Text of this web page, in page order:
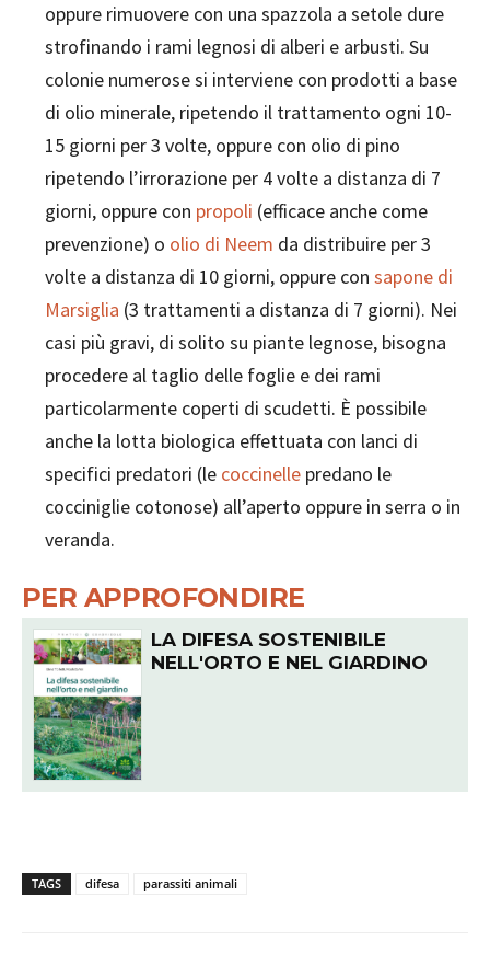
oppure rimuovere con una spazzola a setole dure
strofinando i rami legnosi di alberi e arbusti. Su
colonie numerose si interviene con prodotti a base
di olio minerale, ripetendo il trattamento ogni 10-
15 giorni per 3 volte, oppure con olio di pino
ripetendo l’irrorazione per 4 volte a distanza di 7
giorni, oppure con propoli (efficace anche come
prevenzione) o olio di Neem da distribuire per 3
volte a distanza di 10 giorni, oppure con sapone di
Marsiglia (3 trattamenti a distanza di 7 giorni). Nei
casi più gravi, di solito su piante legnose, bisogna
procedere al taglio delle foglie e dei rami
particolarmente coperti di scudetti. È possibile
anche la lotta biologica effettuata con lanci di
specifici predatori (le coccinelle predano le
cocciniglie cotonose) all’aperto oppure in serra o in
veranda.
PER APPROFONDIRE
LA DIFESA SOSTENIBILE
NELL'ORTO E NEL GIARDINO
TAGS difesa parassiti animali